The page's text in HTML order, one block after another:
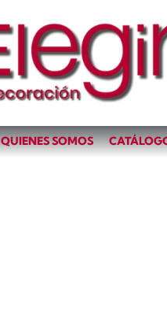
QUIENES SOMOS